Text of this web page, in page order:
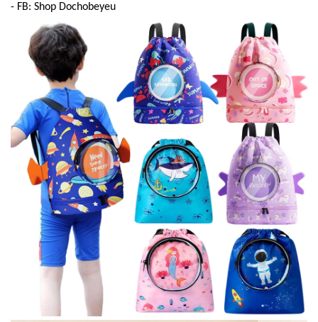
- FB: Shop Dochobeyeu